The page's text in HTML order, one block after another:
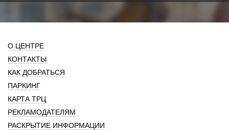
О ЦЕНТРЕ
КОНТАКТЫ
КАК ДОБРАТЬСЯ
ПАРКИНГ
КАРТА ТРЦ
РЕКЛАМОДАТЕЛЯМ
РАСКРЫТИЕ ИНФОРМАЦИИ